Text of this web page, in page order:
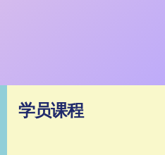
学员课程